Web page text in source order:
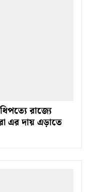
রাজ্যে
এর দায় এড়াতে